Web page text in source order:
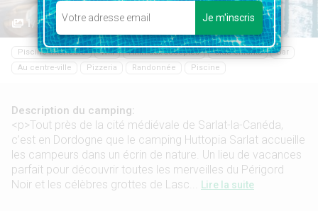
1/21
Piscine intérieure Wifi Animaux acceptés Club enfants
Bar
Au centre-ville
Pizzeria Randonnée Piscine
Description du camping:
<p>Tout près de la cité médiévale de Sarlat-la-Canéda,
c’est en Dordogne que le camping Huttopia Sarlat accueille
les campeurs dans un écrin de nature. Un lieu de vacances
parfait pour découvrir toutes les merveilles du Périgord
Noir et les célèbres grottes de Lasc...
Lire la suite
Je m'inscris